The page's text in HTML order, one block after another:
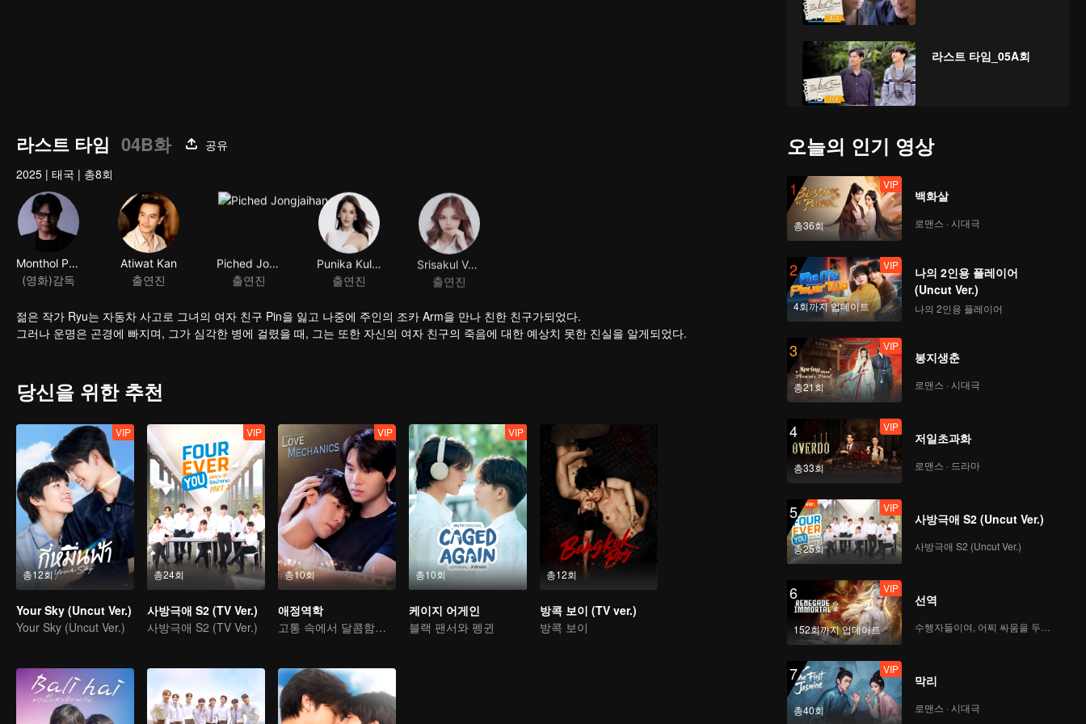
라스트 타임_05A회
라스트 타임_05B회
라스트 타임_05C회
라스트 타임_06A회
라스트 타임_06B회
라스트 타임_06C회
라스트 타임_07A회
라스트 타임_07B회
라스트 타임_07C회
라스트 타임 04B화
공유
2025 | 태국 | 총8회
Monthol Pakdeesuwan
(영화)감독
Atiwat Kan
출연진
Piched Jongjaihan
출연진
출연진
Srisakul Vanasatid
출연진
젊은 작가 Ryu는 자동차 사고로 그녀의 여자 친구 Pin을 잃고 나중에 주인의 조카 Arm을 만나 친한 친구가되었다.
그러나 운명은 곤경에 빠지며, 그가 심각한 병에 걸렸을 때, 그는 또한 자신의 여자 친구의 죽음에 대한 예상치 못한 진실을 알게되었다.
당신을 위한 추천
총12회
VIP
Your Sky (Uncut Ver.)
Your Sky (Uncut Ver.)
총24회
VIP
사방극애 S2 (TV Ver.)
사방극애 S2 (TV Ver.)
총10회
VIP
애정역학
고통 속에서 달콤함을 찾은 사랑 여행
총10회
VIP
케이지 어게인
블랙 팬서와 펭귄
총12회
방콕 보이 (TV ver.)
방콕 보이
오늘의 인기 영상
1
총36회
VIP
백화살
로맨스 · 시대극
2
4회까지 업데이트
VIP
나의 2인용 플레이어
(Uncut Ver.)
나의 2인용 플레이어
3
총21회
VIP
봉지생춘
로맨스 · 시대극
4
총33회
VIP
저일초과화
로맨스 · 드라마
5
총25회
VIP
사방극애 S2 (Uncut Ver.)
사방극애 S2 (Uncut Ver.)
6
152회까지 업데이트
VIP
선역
7
총40회
VIP
막리
로맨스 · 시대극